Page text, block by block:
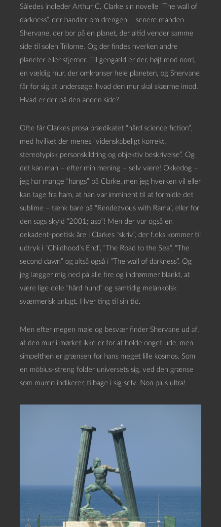
Således indleder Arthur C. Clarke sin novelle “The wall of
darkness”, der handler om drengen – senere manden –
Shervane, der bor på en planet, der altid vender samme
side til solen Trilorne. Og der findes hverken andre
planeter eller stjerner. Til gengæld er der, højt mod nord,
en vældig mur, der omkranser hele planeten, og Shervane
får for sig at undersøge, hvad den mur skal skærme imod.
Hvad er der på den anden side?
Ofte får Clarkes prosa prædikatet “hård science fiction”,
med hvilket der menes “videnskabeligt korrekt,
stereotypisk personskildring og objektiv beskrivelse”. Og
det kan man – efter min mening – selv være! Okkedog –
jeg har mange “hangs” på Clarke, men jeg hverken vil eller
kan tage fra ham, at han var imminent til at formidle det
sublime – tænk bare på “Rendezvous with Rama”, eller for
den sags skyld “2001; aso”! Men der var også en
dekadent-poetisk åre i Clarkes “skriv”, der f.eks kommer til
udtryk i “Childhood’s End”, “The Road to the Sea”, “The
second dawn” og altså også i “The wall of darkness”. Og
jeg lægger mig ned på alle fire og indrømmer blankt, at
være lige dele “hård hund” og samtidig melankolsk
sværmerisk anlagt. Hver ting til sin tid.
Men efter megen møje og besvær finder Shervane ud af,
at den mur i mørket ikke er for at holde noget ude, men
simpelthen er grænsen for hans meget lille kosmos. Som
en möbius-streng folder universets sig, ved den grænse
som muren indikerer, tilbage i sig selv. Non plus ultra!